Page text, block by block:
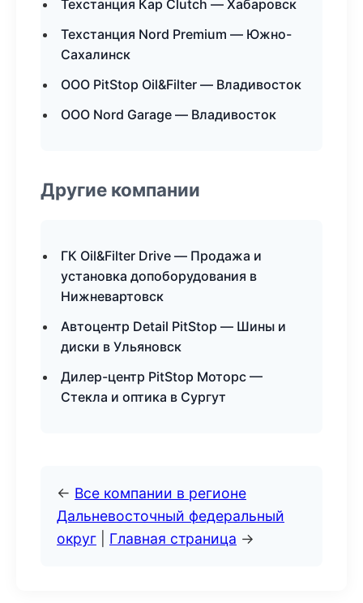
Техстанция Кар Clutch — Хабаровск
Техстанция Nord Premium — Южно-
Сахалинск
ООО PitStop Oil&Filter — Владивосток
ООО Nord Garage — Владивосток
Другие компании
ГК Oil&Filter Drive — Продажа и
установка допоборудования в
Нижневартовск
Автоцентр Detail PitStop — Шины и
диски в Ульяновск
Дилер-центр PitStop Моторс —
Стекла и оптика в Сургут
← Все компании в регионе
Дальневосточный федеральный
округ
Главная страница →